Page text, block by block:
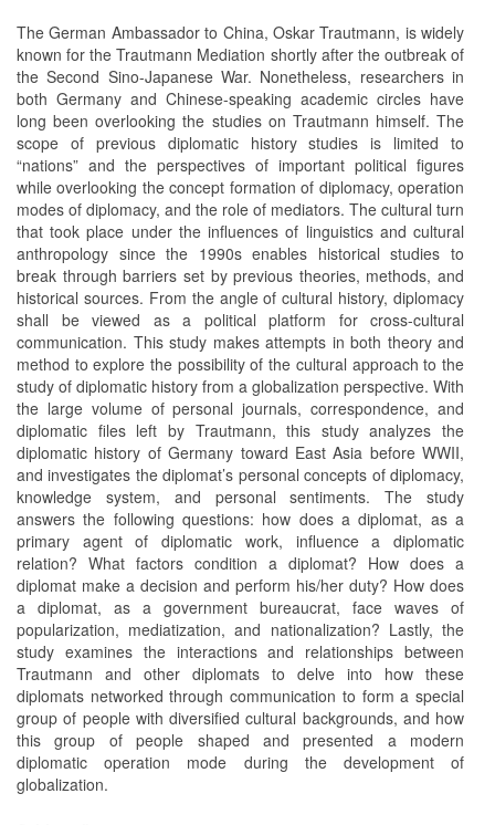
The German Ambassador to China, Oskar Trautmann, is widely
known for the Trautmann Mediation shortly after the outbreak of
the Second Sino-Japanese War. Nonetheless, researchers in
both Germany and Chinese-speaking academic circles have
long been overlooking the studies on Trautmann himself. The
scope of previous diplomatic history studies is limited to
“nations” and the perspectives of important political figures
while overlooking the concept formation of diplomacy, operation
modes of diplomacy, and the role of mediators. The cultural turn
that took place under the influences of linguistics and cultural
anthropology since the 1990s enables historical studies to
break through barriers set by previous theories, methods, and
historical sources. From the angle of cultural history, diplomacy
shall be viewed as a political platform for cross-cultural
communication. This study makes attempts in both theory and
method to explore the possibility of the cultural approach to the
study of diplomatic history from a globalization perspective. With
the large volume of personal journals, correspondence, and
diplomatic files left by Trautmann, this study analyzes the
diplomatic history of Germany toward East Asia before WWII,
and investigates the diplomat’s personal concepts of diplomacy,
knowledge system, and personal sentiments. The study
answers the following questions: how does a diplomat, as a
primary agent of diplomatic work, influence a diplomatic
relation? What factors condition a diplomat? How does a
diplomat make a decision and perform his/her duty? How does
a diplomat, as a government bureaucrat, face waves of
popularization, mediatization, and nationalization? Lastly, the
study examines the interactions and relationships between
Trautmann and other diplomats to delve into how these
diplomats networked through communication to form a special
group of people with diversified cultural backgrounds, and how
this group of people shaped and presented a modern
diplomatic operation mode during the development of
globalization.